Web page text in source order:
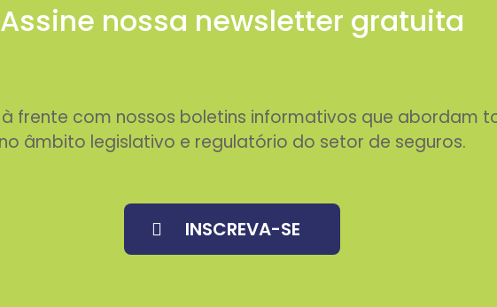
Assine nossa newsletter gratuita
frente com nossos boletins informativos que abordam
no âmbito legislativo e regulatório do setor de seguros.
INSCREVA-SE